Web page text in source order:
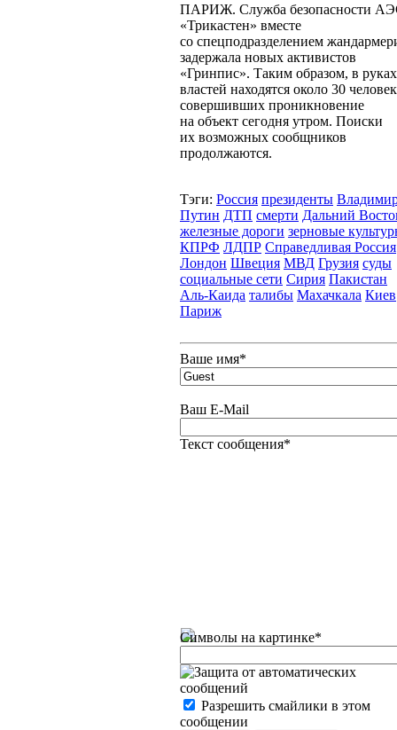
ПАРИЖ. Служба безопасности
«Трикастен» вместе
со спецподразделением
задержала новых активистов
«Гринпис». Таким образом, в руках
властей находятся около 30
совершивших проникновение
на объект сегодня утром. Поиски
их возможных сообщников
продолжаются.
Тэги: Россия президенты
Путин ДТП смерти Дальний
железные дороги зерновые
КПРФ ЛДПР Справедливая Россия
Лондон Швеция МВД Грузия суды
социальные сети Сирия Пакистан
Аль-Каида талибы Махачкала Киев
Париж
Ваше имя*
Ваш E-Mail
Текст сообщения*
Символы на картинке*
Разрешить смайлики в этом
сообщении